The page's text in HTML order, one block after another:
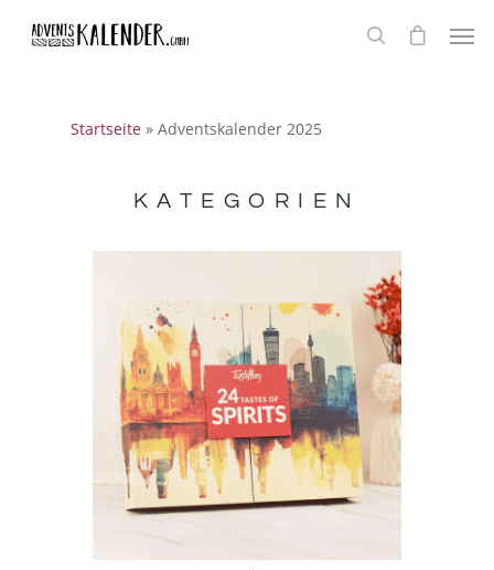
Startseite » Adventskalender 2025
KATEGORIEN